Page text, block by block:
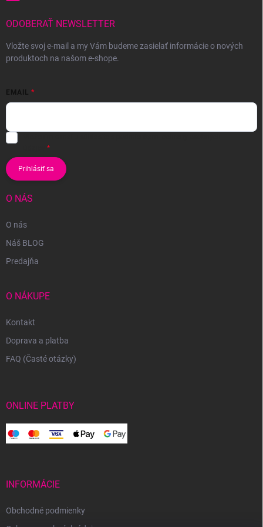
ODOBERAŤ NEWSLETTER
Vložte svoj e-mail a my Vám budeme zasielať informácie o nových
produktoch na našom e-shope.
EMAIL
Prihlásiť sa
O NÁS
O nás
Náš BLOG
Predajňa
O NÁKUPE
Kontakt
Doprava a platba
FAQ (Časté otázky)
ONLINE PLATBY
INFORMÁCIE
Obchodné podmienky